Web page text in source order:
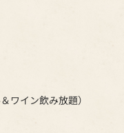
ワイン飲み放題）